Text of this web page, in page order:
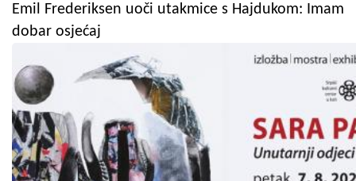
Emil Frederiksen uoči utakmice s Hajdukom: Imam
dobar osjećaj